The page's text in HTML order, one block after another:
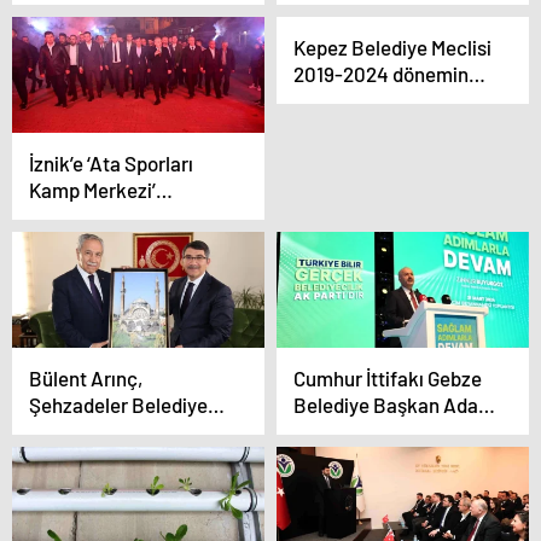
sorunlar için ne diyor?
İznik’e ‘Ata Sporları
Kamp Merkezi’
kazandırılacak
Kepez Belediye Meclisi
2019-2024 döneminde
son kez toplandı
Bülent Arınç,
Şehzadeler Belediye
Başkanı Ömer Faruk
Çelik’e veda
ziyaretinde bulundu
Cumhur İttifakı Gebze
Belediye Başkan Adayı
Zinnur Büyükgöz,
Seçim Beyannamesini
Açıkladı